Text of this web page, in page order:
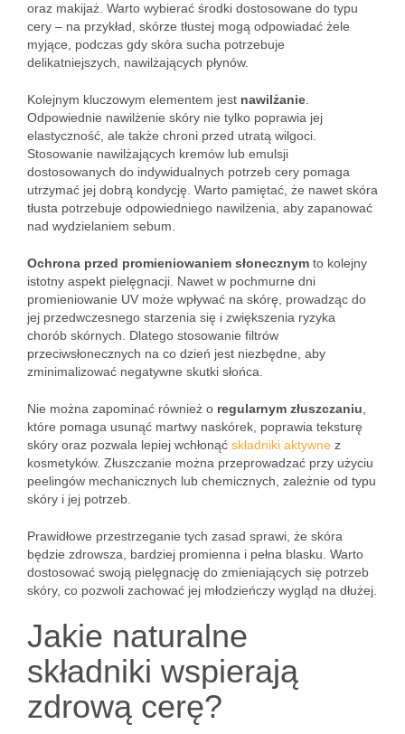
oraz makijaż. Warto wybierać środki dostosowane do typu
cery – na przykład, skórze tłustej mogą odpowiadać żele
myjące, podczas gdy skóra sucha potrzebuje
delikatniejszych, nawilżających płynów.
Kolejnym kluczowym elementem jest nawilżanie
Odpowiednie nawilżenie skóry nie tylko poprawia jej
elastyczność, ale także chroni przed utratą wilgoci.
Stosowanie nawilżających kremów lub emulsji
dostosowanych do indywidualnych potrzeb cery pomaga
utrzymać jej dobrą kondycję. Warto pamiętać, że nawet skóra
tłusta potrzebuje odpowiedniego nawilżenia, aby zapanować
nad wydzielaniem sebum.
Ochrona przed promieniowaniem słonecznym to kolejny
istotny aspekt pielęgnacji. Nawet w pochmurne dni
promieniowanie UV może wpływać na skórę, prowadząc do
jej przedwczesnego starzenia się i zwiększenia ryzyka
chorób skórnych. Dlatego stosowanie filtrów
przeciwsłonecznych na co dzień jest niezbędne, aby
zminimalizować negatywne skutki słońca.
Nie można zapominać również o regularnym złuszczaniu
które pomaga usunąć martwy naskórek, poprawia teksturę
skóry oraz pozwala lepiej wchłonąć składniki aktywne z
kosmetyków. Złuszczanie można przeprowadzać przy użyciu
peelingów mechanicznych lub chemicznych, zależnie od typu
skóry i jej potrzeb.
Prawidłowe przestrzeganie tych zasad sprawi, że skóra
będzie zdrowsza, bardziej promienna i pełna blasku. Warto
dostosować swoją pielęgnację do zmieniających się potrzeb
skóry, co pozwoli zachować jej młodzieńczy wygląd na dłużej.
Jakie naturalne
składniki wspierają
zdrową cerę?